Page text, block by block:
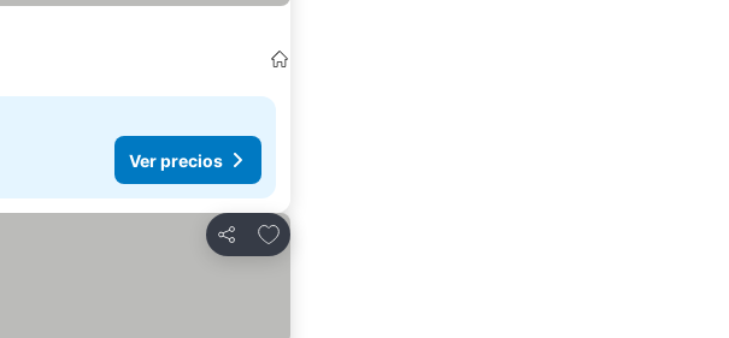
Ver precios
Compartir
Agregar a favoritos